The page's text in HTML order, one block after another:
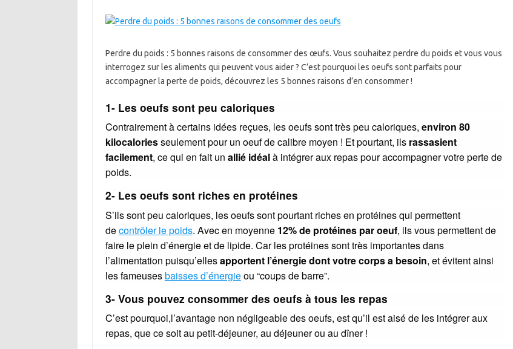
Perdre du poids : 5 bonnes raisons de consommer des œufs. Vous souhaitez perdre du poids et vous vous
interrogez sur les aliments qui peuvent vous aider ? C’est pourquoi les oeufs sont parfaits pour
accompagner la perte de poids, découvrez les 5 bonnes raisons d’en consommer !
1- Les oeufs sont peu caloriques
Contrairement à certains idées reçues, les oeufs sont très peu caloriques, environ 80
kilocaloriesseulement pour un oeuf de calibre moyen ! Et pourtant, ils rassasient
facilement, ce qui en fait un allié idéalà intégrer aux repas pour accompagner votre perte de
poids.
2- Les oeufs sont riches en protéines
S’ils sont peu caloriques, les oeufs sont pourtant riches en protéines qui permettent
decontrôler le poids. Avec en moyenne 12% de protéines par oeuf, ils vous permettent de
faire le plein d’énergie et de lipide. Car les protéines sont très importantes dans
l’alimentation puisqu’ellesapportent l’énergie dont votre corps a besoin, et évitent ainsi
les fameusesbaisses d’énergieou “coups de barre”.
3- Vous pouvez consommer des oeufs à tous les repas
C’est pourquoi,l’avantage non négligeable des oeufs, est qu’il est aisé de les intégrer aux
repas, que ce soit au petit-déjeuner, au déjeuner ou au dîner !